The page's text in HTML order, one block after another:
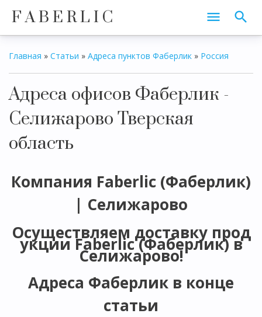
F A B E R L I C
Главная » Статьи » Адреса пунктов Фаберлик » Россия
Адреса офисов Фаберлик -
Селижарово Тверская
область
Компания Faberlic (Фаберлик)
| Селижарово
Осуществляем доставку прод
укции Faberlic (Фаберлик) в
Селижарово!
Адреса Фаберлик в конце
статьи